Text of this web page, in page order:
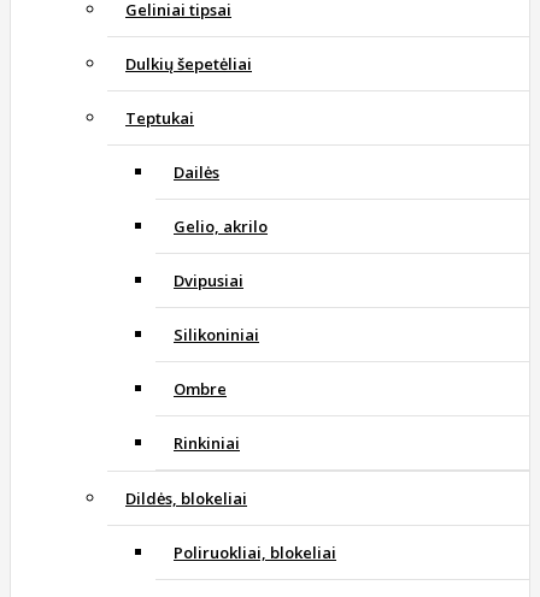
Geliniai tipsai
Dulkių šepetėliai
Teptukai
Dailės
Gelio, akrilo
Dvipusiai
Silikoniniai
Ombre
Rinkiniai
Dildės, blokeliai
Poliruokliai, blokeliai